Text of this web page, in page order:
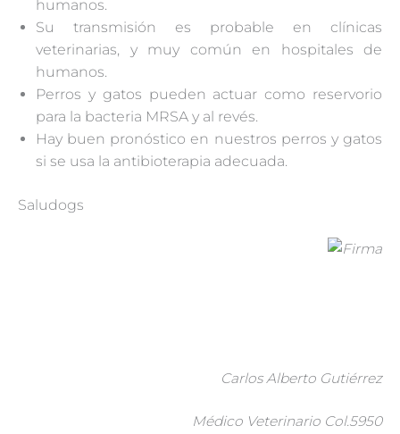
humanos.
Su transmisión es probable en clínicas
veterinarias, y muy común en hospitales de
humanos.
Perros y gatos pueden actuar como reservorio
para la bacteria MRSA y al revés.
Hay buen pronóstico en nuestros perros y gatos
si se usa la antibioterapia adecuada.
Saludogs
Carlos Alberto Gutiérrez
Médico Veterinario Col.5950